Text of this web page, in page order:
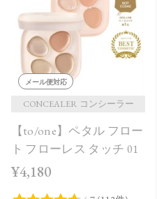
メール便対応
CONCEALER コンシーラー
【to/one】ペタル フロー
ト フローレス タッチ 01
¥4,180